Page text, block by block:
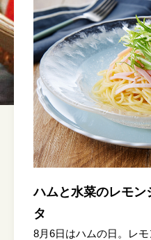
ハムと水菜のレモン
タ
8月6日はハムの日。レ